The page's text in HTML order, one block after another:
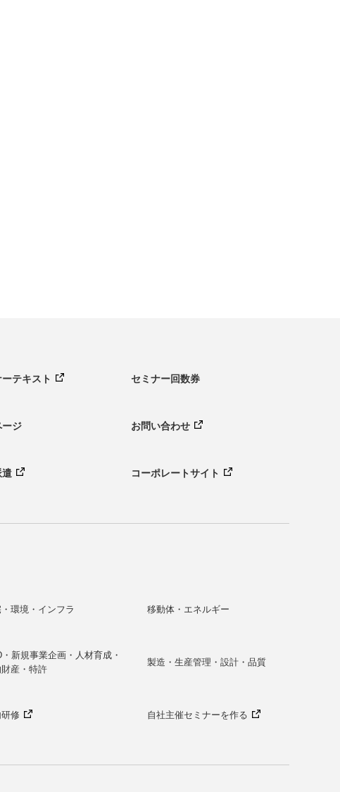
テキスト セミナー回数券
ージ お問い合わせ
遣 コーポレートサイト
環境・インフラ 移動体・エネルギー
・新規事業企画・人材育成・
産・特許
製造・生産管理・設計・品質
修 自社主催セミナーを作る